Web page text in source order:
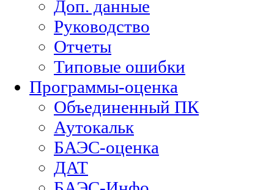
Доп. данные
Руководство
Отчеты
Типовые ошибки
Программы-оценка
Объединенный ПК
Аутокальк
БАЭС-оценка
ДАТ